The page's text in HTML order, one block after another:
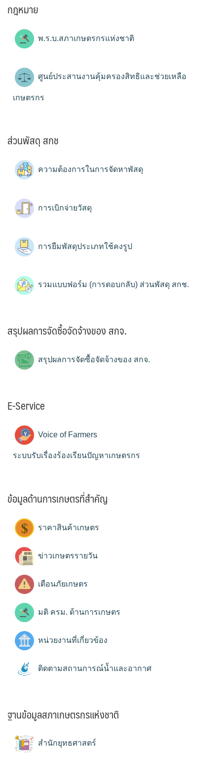
กฎหมาย
พ.ร.บ.สภาเกษตรกรแห่งชาติ
ศูนย์ประสานงานคุ้มครองสิทธิและช่วยเหลือ
เกษตรกร
ส่วนพัสดุ สกช
ความต้องการในการจัดหาพัสดุ
การเบิกจ่ายวัสดุ
การยืมพัสดุประเภทใช้คงรูป
รวมแบบฟอร์ม (การตอบกลับ) ส่วนพัสดุ สกช.
สรุปผลการจัดซื้อจัดจ้างของ สกจ.
สรุปผลการจัดซื้อจัดจ้างของ สกจ.
E-Service
Voice of Farmers
ระบบรับเรื่องร้องเรียนปัญหาเกษตรกร
ข้อมูลด้านการเกษตรที่สำคัญ
ราคาสินค้าเกษตร
ข่าวเกษตรรายวัน
เตือนภัยเกษตร
มติ ครม. ด้านการเกษตร
หน่วยงานที่เกี่ยวข้อง
ติดตามสถานการณ์น้ำและอากาศ
ฐานข้อมูลสภาเกษตรกรแห่งชาติ
สำนักยุทธศาสตร์